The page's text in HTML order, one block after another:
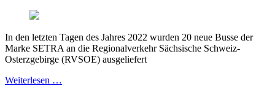
In den letzten Tagen des Jahres 2022 wurden 20 neue Busse der
Marke SETRA an die Regionalverkehr Sächsische Schweiz-
Osterzgebirge (RVSOE) ausgeliefert
Weiterlesen …